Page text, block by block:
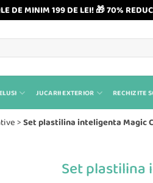
DE MINIM 199 DE LEI! 🎁 70%
JUCARII EXTERIOR RECHIZITE
>Set plastilina inteligenta Magic
Set plastilina